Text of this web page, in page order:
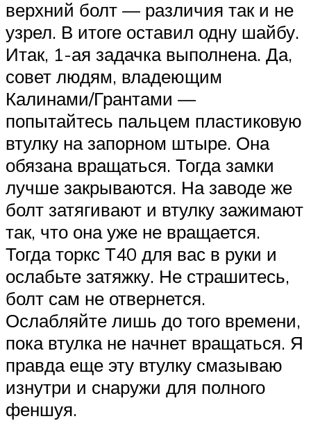
верхний болт — различия так и не
узрел. В итоге оставил одну шайбу.
Итак, 1-ая задачка выполнена. Да,
совет людям, владеющим
Калинами/Грантами —
попытайтесь пальцем пластиковую
втулку на запорном штыре. Она
обязана вращаться. Тогда замки
лучше закрываются. На заводе же
болт затягивают и втулку зажимают
так, что она уже не вращается.
Тогда торкс Т40 для вас в руки и
ослабьте затяжку. Не страшитесь,
болт сам не отвернется.
Ослабляйте лишь до того времени,
пока втулка не начнет вращаться. Я
правда еще эту втулку смазываю
изнутри и снаружи для полного
феншуя.